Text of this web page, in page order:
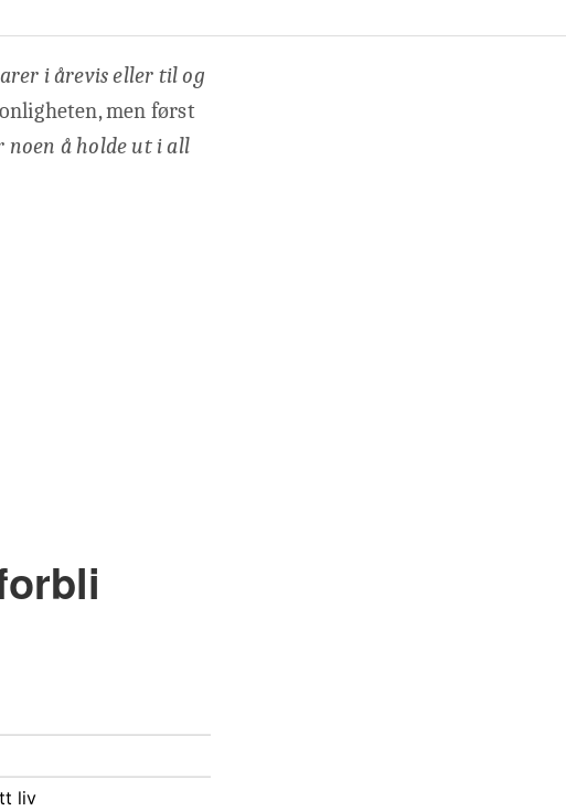
i årevis eller til og
men først
noen å holde ut i all
liv